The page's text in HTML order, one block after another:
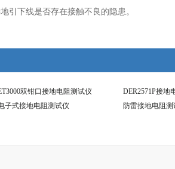
引下线是否存在接触不良的隐患。
双钳口接地电阻测试仪
DER2571P接地
子式接地电阻测试仪
防雷接地电阻测